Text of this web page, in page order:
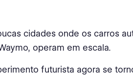
cidades onde os carros
operam em escala.
futurista agora se